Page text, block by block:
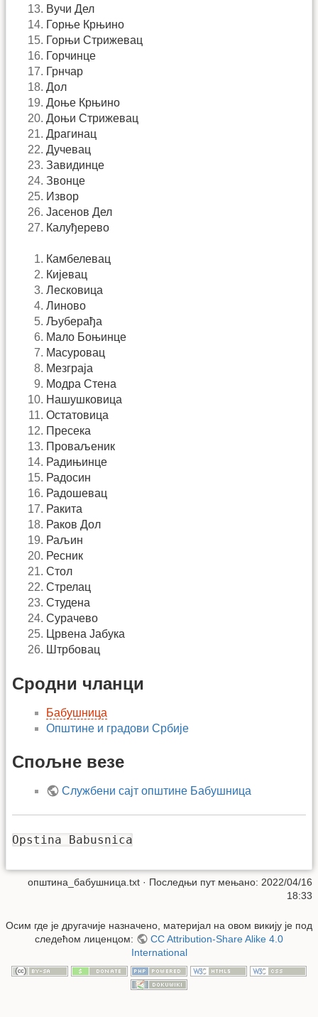
Вучи Дел
Горње Крњино
Горњи Стрижевац
Горчинце
Грнчар
Дол
Доње Крњино
Доњи Стрижевац
Драгинац
Дучевац
Завидинце
Звонце
Извор
Јасенов Дел
Калуђерево
Камбелевац
Кијевац
Лесковица
Линово
Љуберађа
Мало Боњинце
Масуровац
Мезграја
Модра Стена
Нашушковица
Остатовица
Пресека
Проваљеник
Радињинце
Радосин
Радошевац
Ракита
Раков Дол
Раљин
Ресник
Стол
Стрелац
Студена
Сурачево
Црвена Јабука
Штрбовац
Сродни чланци
Бабушница
Општине и градови Србије
Спољне везе
Службени сајт општине Бабушница
Opstina Babusnica
општина_бабушница.txt · Последњи пут мењано: 2022/04/16
18:33
Осим где је другачије назначено, материјал на овом викију је под
следећом лиценцом:
CC Attribution-Share Alike 4.0
International